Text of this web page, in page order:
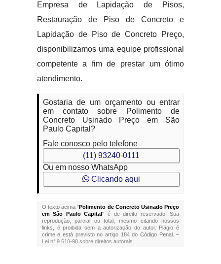
Empresa de Lapidação de Pisos,
Restauração de Piso de Concreto e
Lapidação de Piso de Concreto Preço,
disponibilizamos uma equipe profissional
competente a fim de prestar um ótimo
atendimento.
Gostaria de um orçamento ou entrar
em contato sobre Polimento de
Concreto Usinado Preço em São
Paulo Capital?
Fale conosco pelo telefone
(11) 93240-0111
Ou em nosso WhatsApp
Clicando aqui
O texto acima "Polimento de Concreto Usinado Preço
em São Paulo Capital" é de direito reservado. Sua
reprodução, parcial ou total, mesmo citando nossos
links, é proibida sem a autorização do autor. Plágio é
crime e está previsto no artigo 184 do Código Penal. –
Lei n° 9.610-98 sobre direitos autorais